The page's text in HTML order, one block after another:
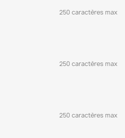
250 caractères max
250 caractères max
250 caractères max